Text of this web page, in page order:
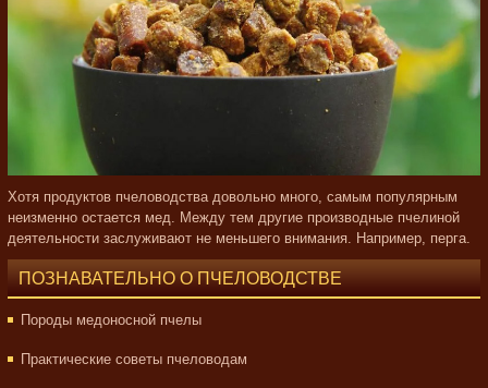
Хотя продуктов пчеловодства довольно много, самым популярным
неизменно остается мед. Между тем другие производные пчелиной
деятельности заслуживают не меньшего внимания. Например, перга.
ПОЗНАВАТЕЛЬНО О ПЧЕЛОВОДСТВЕ
Породы медоносной пчелы
Практические советы пчеловодам